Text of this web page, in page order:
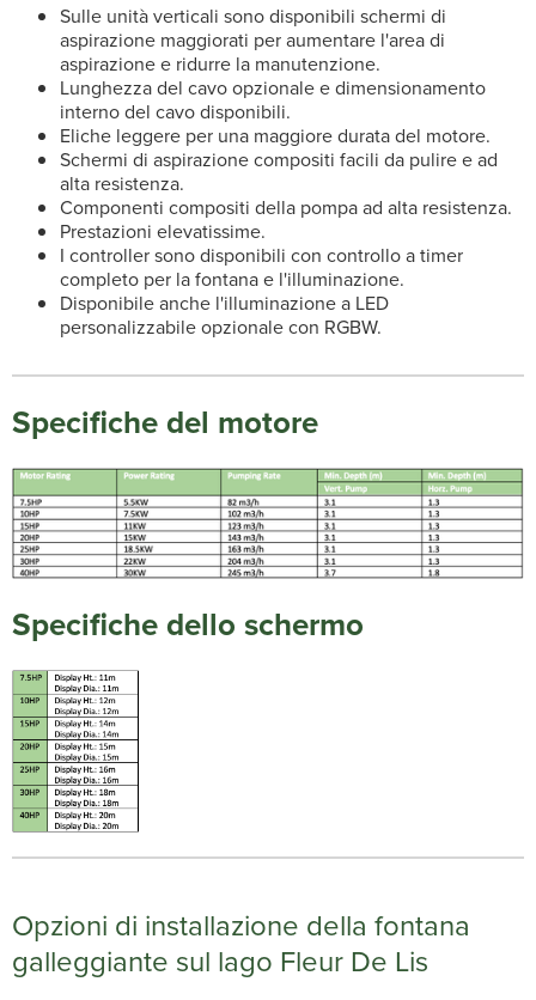
Sulle unità verticali sono disponibili schermi di
aspirazione maggiorati per aumentare l'area di
aspirazione e ridurre la manutenzione.
Lunghezza del cavo opzionale e dimensionamento
interno del cavo disponibili.
Eliche leggere per una maggiore durata del motore.
Schermi di aspirazione compositi facili da pulire e ad
alta resistenza.
Componenti compositi della pompa ad alta resistenza.
Prestazioni elevatissime.
I controller sono disponibili con controllo a timer
completo per la fontana e l'illuminazione.
Disponibile anche l'illuminazione a LED
personalizzabile opzionale con RGBW.
Specifiche del motore
Specifiche dello schermo
Opzioni di installazione della fontana
galleggiante sul lago Fleur De Lis